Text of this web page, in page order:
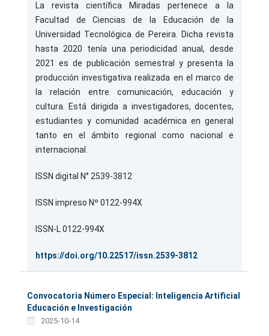
La revista científica Miradas pertenece a la
Facultad de Ciencias de la Educación de la
Universidad Tecnológica de Pereira. Dicha revista
hasta 2020 tenía una periodicidad anual, desde
2021 es de publicación semestral y presenta la
producción investigativa realizada en el marco de
la relación entre comunicación, educación y
cultura. Está dirigida a investigadores, docentes,
estudiantes y comunidad académica en general
tanto en el ámbito regional como nacional e
internacional.
ISSN digital N° 2539-3812
ISSN impreso Nº 0122-994X
ISSN-L 0122-994X
https://doi.org/10.22517/issn.2539-3812
Convocatoria Número Especial: Inteligencia Artificial
Educación e Investigación
2025-10-14